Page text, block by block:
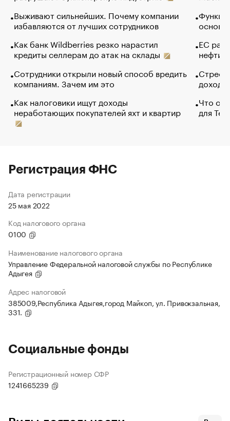
Выживают сильнейших. Почему компании
избавляются от лучших сотрудников
Как банк Wildberries резко нарастил
кредиты селлерам до атак на склады
Сотрудники открыли новый способ вредить
компаниям. Зачем им это
Как налоговики ищут доходы
неработающих покупателей яхт и квартир
основ
ЕС
нефти
Что
для
Регистрация ФНС
Дата регистрации
25 мая 2022
Код налогового органа
0100
Наименование налогового органа
Управление Федеральной налоговой службы по Республике
Адыгея
Адрес налоговой
385009,Республика Адыгея,город Майкоп, ул. Привокзальная,
331.
Социальные фонды
Регистрационный номер СФР
1241665239